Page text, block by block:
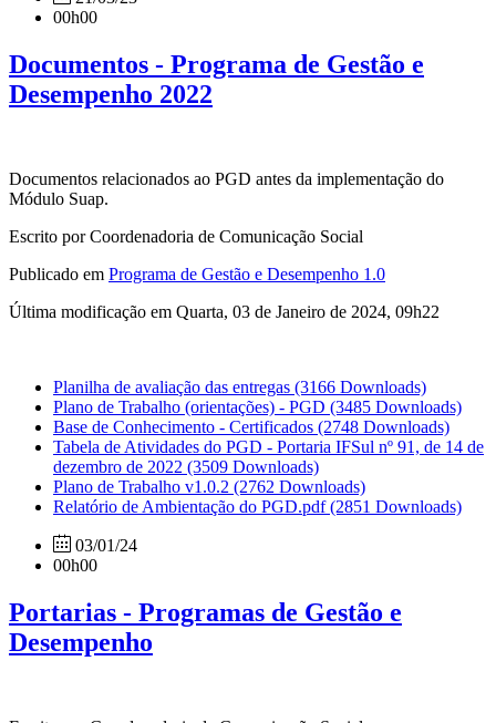
00h00
Documentos - Programa de Gestão e
Desempenho 2022
Documentos relacionados ao PGD antes da implementação do
Módulo Suap.
Escrito por Coordenadoria de Comunicação Social
Publicado em Programa de Gestão e Desempenho 1.0
Última modificação em Quarta, 03 de Janeiro de 2024, 09h22
Planilha de avaliação das entregas (3166 Downloads)
Plano de Trabalho (orientações) - PGD (3485 Downloads)
Base de Conhecimento - Certificados (2748 Downloads)
Tabela de Atividades do PGD - Portaria IFSul nº 91, de 14 de
dezembro de 2022 (3509 Downloads)
Plano de Trabalho v1.0.2 (2762 Downloads)
Relatório de Ambientação do PGD.pdf(2851 Downloads)
03/01/24
00h00
Portarias - Programas de Gestão e
Desempenho